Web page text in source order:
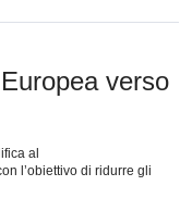
verso
al
l’obiettivo di ridurre gli